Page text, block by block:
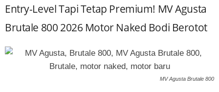
Entry-Level Tapi Tetap Premium! MV Agusta
Brutale 800 2026 Motor Naked Bodi Berotot
MV Agusta Brutale 800